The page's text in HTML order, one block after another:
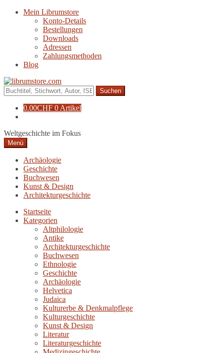
Navigation
Zum
Mein Librumstore
Konto-Details
Bestellungen
Downloads
Adressen
Zahlungsmethoden
Blog
Suche
nach:
0.00CHF 0 Artikel
Weltgeschichte im Fokus
Menü
Archäologie
Geschichte
Buchwesen
Kunst & Design
Architekturgeschichte
Startseite
Kategorien
Altphilologie
Antike
Architekturgeschichte
Buchwesen
Ethnologie
Geschichte
Archäologie
Helvetica
Judaica
Kulturerbe & Denkmalpflege
Kulturgeschichte
Kunst & Design
Literatur
Literaturgeschichte